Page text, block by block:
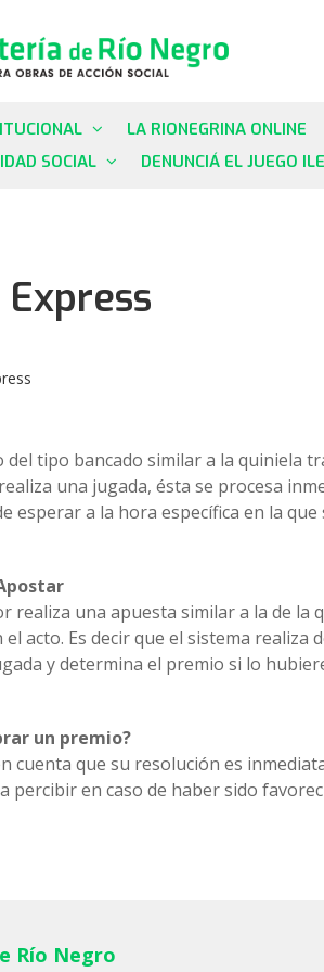
LA RIONEGRINA ONLINE
SOCIAL
DENUNCIÁ EL JUEGO
del tipo bancado similar a la quiniela
una jugada, ésta se procesa
esperar a la hora específica en la
realiza una apuesta similar a la de la
el acto. Es decir que el sistema
y determina el premio si lo
un premio?
cuenta que su resolución es
percibir en caso de haber sido
Río Negro